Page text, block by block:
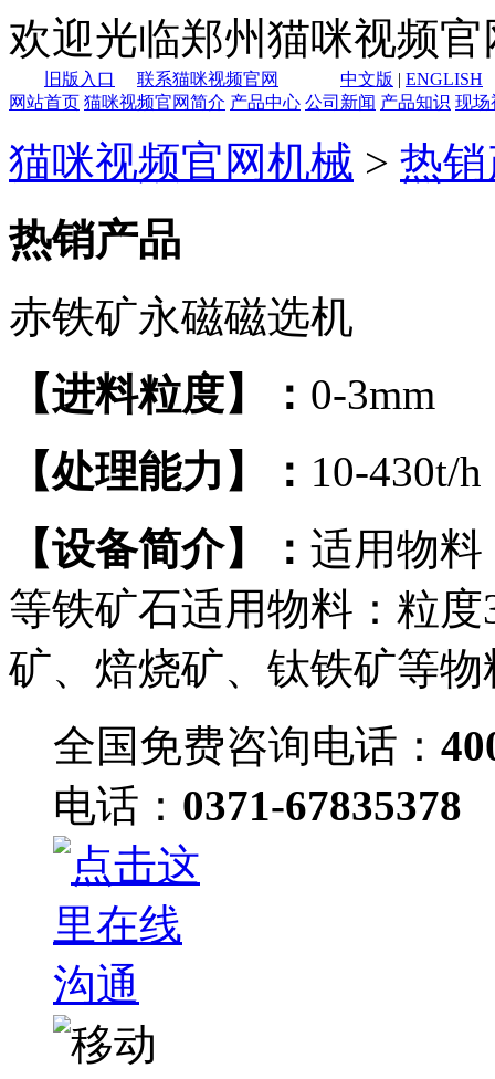
欢迎光临郑州猫咪视频官网
旧版入口 联系猫咪视频官网 中文版 | ENGLISH
网站首页 猫咪视频官网简介 产品中心 公司新闻 产品知识 现场
猫咪视频官网机械 > 热
热销产品
赤铁矿永磁磁选机
【进料粒度】： 0-3mm
【处理能力】： 10-430t/h
【设备简介】： 适用物料
等铁矿石适用物料：粒
矿、焙烧矿、钛铁
全国免费咨询电话：
电话： 0371-67835378